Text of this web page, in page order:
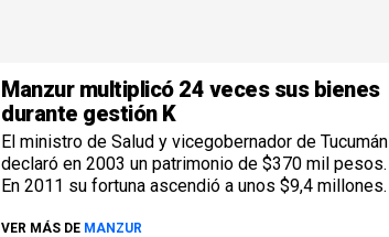
Manzur multiplicó 24 veces sus bienes
durante gestión K
El ministro de Salud y vicegobernador de Tucumán
declaró en 2003 un patrimonio de $370 mil pesos.
En 2011 su fortuna ascendió a unos $9,4 millones.
VER MÁS DE MANZUR